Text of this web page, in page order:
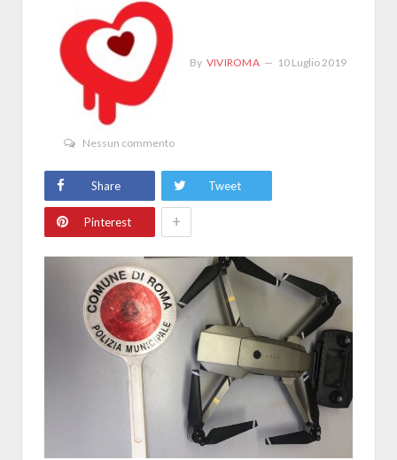
By VIVIROMA 10 Luglio 2019
Nessun commento
Share Tweet
Pinterest +